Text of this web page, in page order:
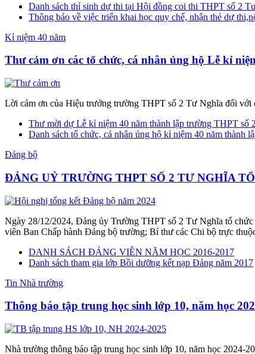
Danh sách thí sinh dự thi tại Hội đồng coi thi THPT số 2
Thông báo về việc triển khai học quy chế, nhận thẻ dự
Kỉ niệm 40 năm
Thư cảm ơn các tổ chức, cá nhân ủng hộ Lễ kỉ
Lời cảm ơn của Hiệu trưởng trường THPT số 2 Tư Nghĩa đối với
Thư mời dự Lễ kỉ niệm 40 năm thành lập trường THPT số
Danh sách tổ chức, cá nhân ủng hộ kỉ niệm 40 năm thành
Đảng bộ
ĐẢNG UỶ TRƯỜNG THPT SỐ 2 TƯ NGHĨA
Ngày 28/12/2024, Đảng ủy Trường THPT số 2 Tư Nghĩa tổ
viên Ban Chấp hành Đảng bộ trường; Bí thư các Chi bộ trực
DANH SÁCH ĐẢNG VIÊN NĂM HỌC 2016-2017
Danh sách tham gia lớp Bồi dưỡng kết nạp Đảng năm 2017
Tin Nhà trường
Thông báo tập trung học sinh lớp 10, năm học
Nhà trường thông báo tập trung học sinh lớp 10, năm học 2024-